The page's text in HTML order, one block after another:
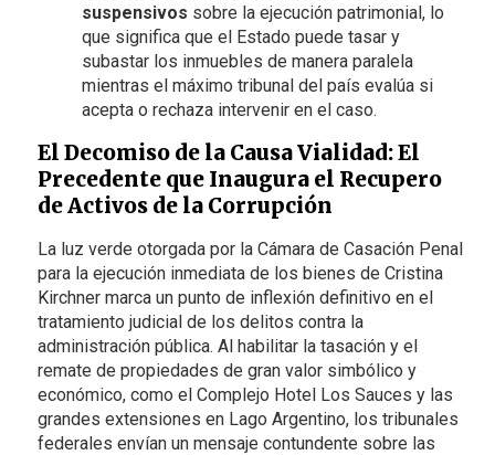
suspensivos sobre la ejecución patrimonial, lo
que significa que el Estado puede tasar y
subastar los inmuebles de manera paralela
mientras el máximo tribunal del país evalúa si
acepta o rechaza intervenir en el caso.
El Decomiso de la Causa Vialidad: El
Precedente que Inaugura el Recupero
de Activos de la Corrupción
La luz verde otorgada por la Cámara de Casación Penal
para la ejecución inmediata de los bienes de Cristina
Kirchner marca un punto de inflexión definitivo en el
tratamiento judicial de los delitos contra la
administración pública. Al habilitar la tasación y el
remate de propiedades de gran valor simbólico y
económico, como el Complejo Hotel Los Sauces y las
grandes extensiones en Lago Argentino, los tribunales
federales envían un mensaje contundente sobre las